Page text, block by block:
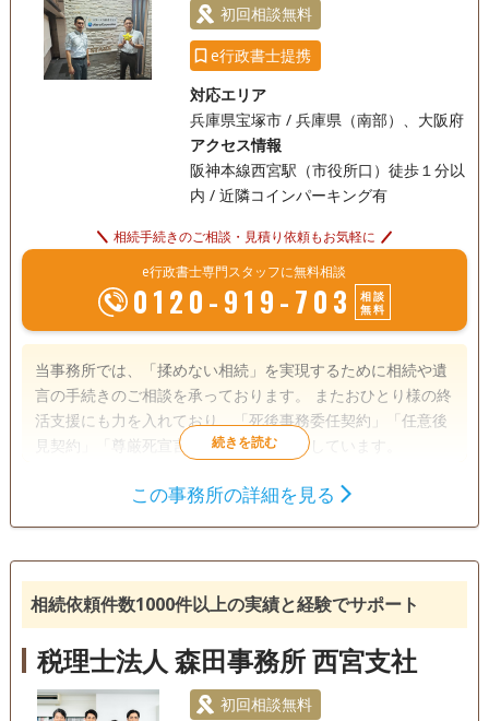
初回相談無料
e行政書士提携
対応エリア
兵庫県宝塚市 / 兵庫県（南部）、大阪府
アクセス情報
阪神本線西宮駅（市役所口）徒歩１分以
内 / 近隣コインパーキング有
相続手続きのご相談・見積り依頼もお気軽に
e行政書士専門スタッフに無料相談
0120-919-703
相談
無料
当事務所では、「揉めない相続」を実現するために相続や遺
言の手続きのご相談を承っております。 またおひとり様の終
活支援にも力を入れており、「死後事務委任契約」「任意後
見契約」「尊厳死宣言書」などにも対応しています。
遺産分割
相続人調査
電話相談可 訪問可 土日相談可 初回相談無料
18時以降相談可 オンライン面談可 事務所面談可
この事務所の詳細を見る
相続依頼件数1000件以上の実績と経験でサポート
税理士法人 森田事務所 西宮支社
初回相談無料